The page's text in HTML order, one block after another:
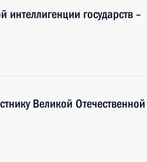
государств –
Великой Отечественной